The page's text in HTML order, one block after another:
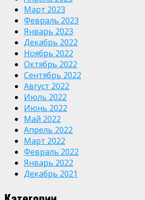
Март 2023
Февраль 2023
Январь 2023
Декабрь 2022
Ноябрь 2022
Октябрь 2022
Сентябрь 2022
Август 2022
Июль 2022
Июнь 2022
Май 2022
Апрель 2022
Март 2022
Февраль 2022
Январь 2022
Декабрь 2021